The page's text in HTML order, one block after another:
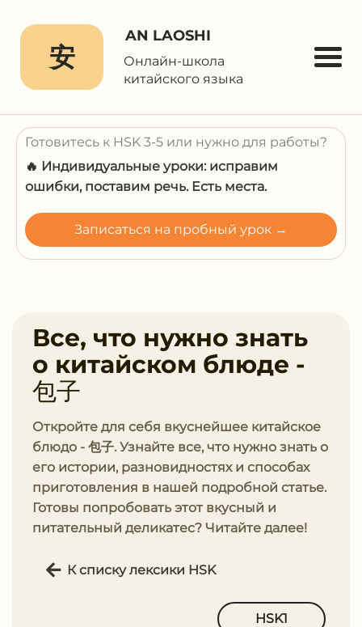
安
AN LAOSHI
Онлайн-школа
китайского языка
Готовитесь к HSK 3-5 или нужно для работы?
🔥 Индивидуальные уроки: исправим
ошибки, поставим речь. Есть места.
Записаться на пробный урок →
Все, что нужно знать
о китайском блюде -
包子
Откройте для себя вкуснейшее китайское
блюдо - 包子. Узнайте все, что нужно знать о
его истории, разновидностях и способах
приготовления в нашей подробной статье.
Готовы попробовать этот вкусный и
питательный деликатес? Читайте далее!
К списку лексики HSK
HSK1